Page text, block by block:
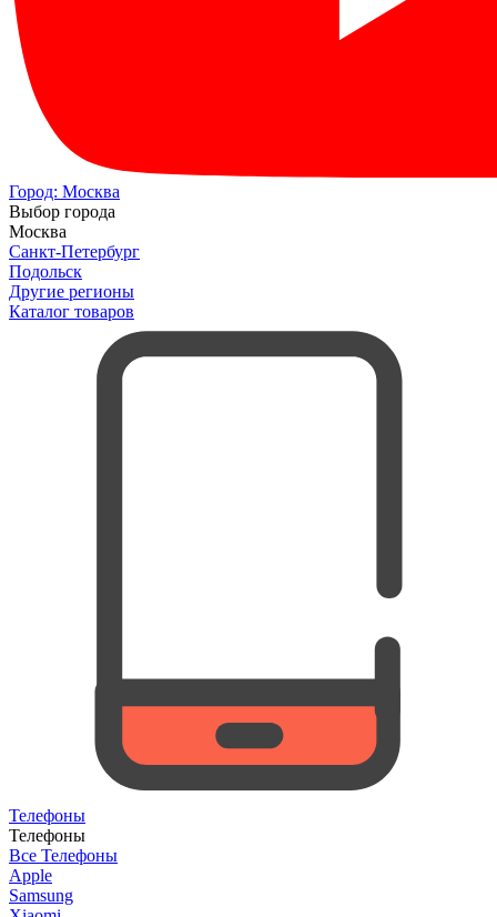
Город: Москва
Выбор города
Москва
Санкт-Петербург
Подольск
Другие регионы
Каталог товаров
Телефоны
Телефоны
Все Телефоны
Apple
Samsung